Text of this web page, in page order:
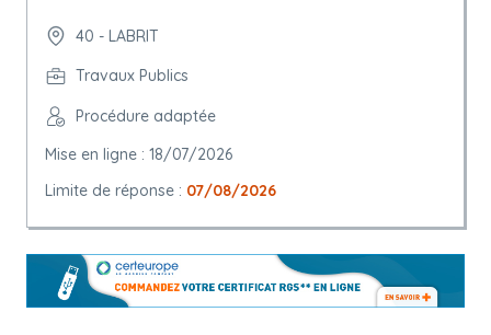
40 - LABRIT
Travaux Publics
Procédure adaptée
Mise en ligne : 18/07/2026
Limite de réponse : 07/08/2026